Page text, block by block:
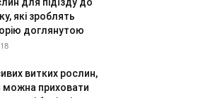
які зроблять
доглянутою
витких рослин,
можна приховати